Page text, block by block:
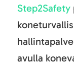
Step2Safety
avulla